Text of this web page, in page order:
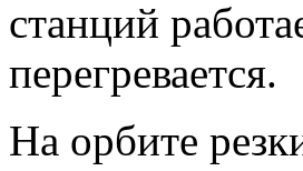
станций
перегревается.
На орбите